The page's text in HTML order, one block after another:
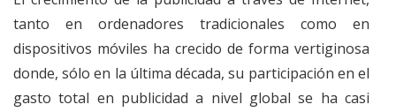
tanto en ordenadores tradicionales como en
dispositivos móviles ha crecido de forma vertiginosa
donde, sólo en la última década, su participación en el
gasto total en publicidad a nivel global se ha casi